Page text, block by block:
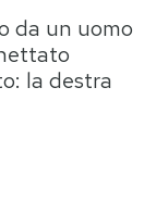
da un uomo
la destra